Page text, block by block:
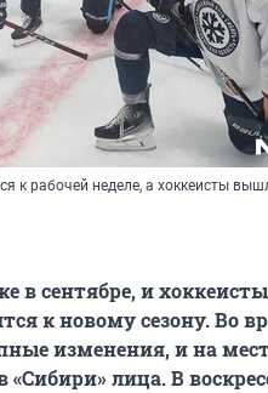
к рабочей неделе, а хоккеисты
в сентябре, и хоккеисты
к новому сезону. Во
изменения, и на
лица. В